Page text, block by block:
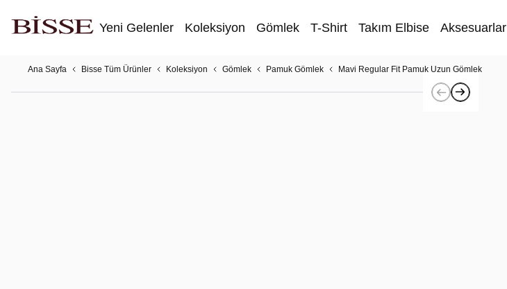
Yeni Gelenler Koleksiyon Gömlek T-Shirt Takım Elbise Aksesuarlar
Ana Sayfa Bisse Tüm Ürünler Koleksiyon Gömlek Pamuk Gömlek Mavi Regular Fit Pamuk Uzun Gömlek